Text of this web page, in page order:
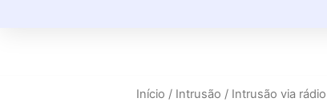
Início / Intrusão / Intrusão via rádio